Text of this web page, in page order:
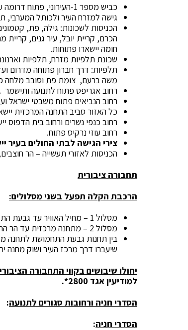
כביש מספר 1-העירוני, פתוח דרומה עד צומת זקס.
גישה למזרח העיר ולכותל
הכניסות לשכונות: גילה, פת,
הכרם, קריית יובל, עיר גנים,
חומה יישארו פתוחות.
שכונת תלפיות מזרח, תלפיות
תלפיות: דרך חברון פתוחה מדרום
משה ברעם, צומת פת וסובב מלחה
רחוב אגריפס פתוח לתנועה ותישמר
רחוב הנביאים פתוח משבטי ישראל
כל האזור סביב התחנה המרכזית
רחוב כנפי נשרים ורחוב בית הדפוס
רחוב עוזי נרקיס פתוח.
צירי הגישה לבתי החולים בעיר
הכניסות לאזורי תעשייה – הר
תחבורה ציבורית
הרכבת הקלה תפעל בשני מסלולים:
מסלול 1 – מחיל האוויר עד גבעת התחמושת.
מסלול 2 – מתחנה מרכזית עד הר הרצל.
שיעברו דרך מרכז העיר ושוק מחנה יהודה וקווים
יחולו שיבושים בקווי התחבורה
למודיעין אגד 2800*.
הסדרי חניה ורחובות סגורים לתנועה:
הסדרי חניה: